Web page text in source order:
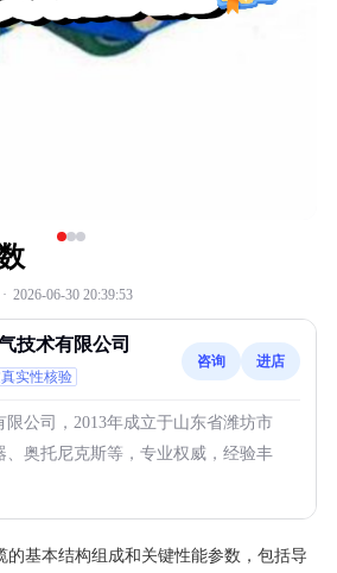
· 2026-06-30 20:39:53
技术有限公司
实性核验
咨询 进店
公司，2013年成立于山东省潍坊市
、奥托尼克斯等，专业权威，经验丰
的基本结构组成和关键性能参数，包括导